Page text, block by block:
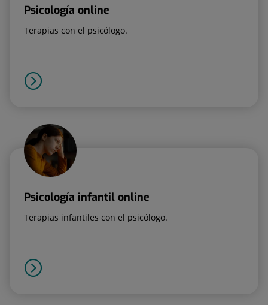
Psicología online
Terapias con el psicólogo.
Psicología infantil online
Terapias infantiles con el psicólogo.